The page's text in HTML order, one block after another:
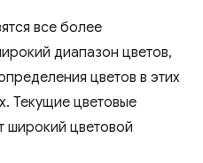
все более
диапазон цветов,
цветов в этих
Текущие цветовые
цветовой